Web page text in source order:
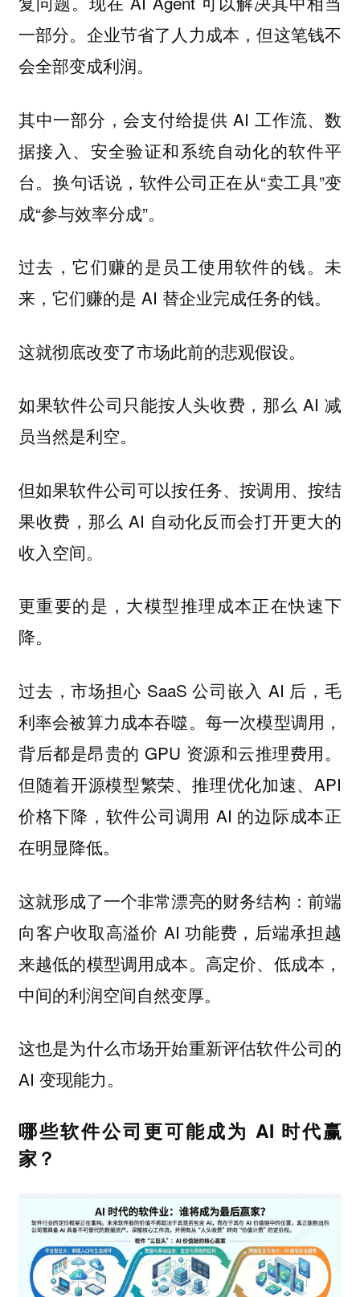
一部分。企业节省了人力成本，但这笔钱不
会全部变成利润。
其中一部分，会支付给提供 AI 工作流、数
据接入、安全验证和系统自动化的软件平
台。换句话说，软件公司正在从“卖工具”变
成“参与效率分成”。
过去，它们赚的是员工使用软件的钱。未
来，它们赚的是 AI 替企业完成任务的钱。
这就彻底改变了市场此前的悲观假设。
如果软件公司只能按人头收费，那么 AI 减
员当然是利空。
但如果软件公司可以按任务、按调用、按结
果收费，那么 AI 自动化反而会打开更大的
收入空间。
更重要的是，大模型推理成本正在快速下
降。
过去，市场担心 SaaS 公司嵌入 AI 后，毛
利率会被算力成本吞噬。每一次模型调用，
背后都是昂贵的 GPU 资源和云推理费用。
但随着开源模型繁荣、推理优化加速、API
价格下降，软件公司调用 AI 的边际成本正
在明显降低。
这就形成了一个非常漂亮的财务结构：前端
向客户收取高溢价 AI 功能费，后端承担越
来越低的模型调用成本。高定价、低成本，
中间的利润空间自然变厚。
这也是为什么市场开始重新评估软件公司的
AI 变现能力。
哪些软件公司更可能成为 AI 时代赢
家？